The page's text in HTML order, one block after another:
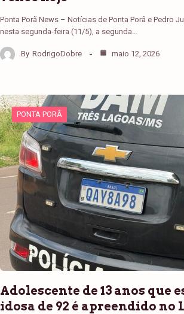
Ponta Porã News – Notícias de Ponta Porã e Pedro
nesta segunda-feira (11/5), a segunda…
By RodrigoDobre maio 12, 2026
PONTA PORÃ
Adolescente de 13 anos que
idosa de 92 é apreendido no